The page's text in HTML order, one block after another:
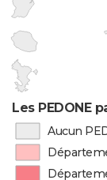
Les PEDONE
Aucun